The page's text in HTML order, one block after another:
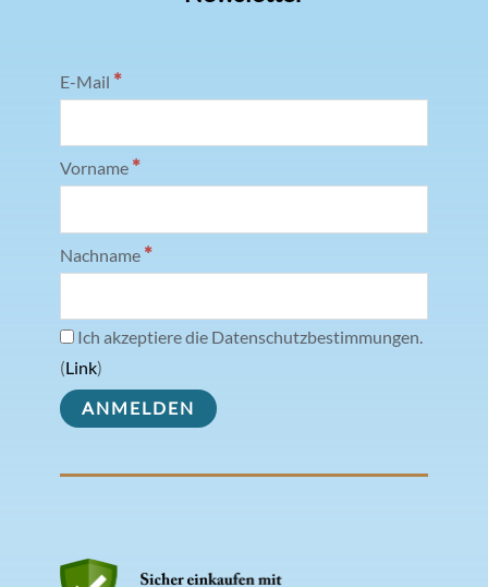
E-Mail *
Vorname *
Nachname *
Ich akzeptiere die Datenschutzbestimmungen.
(Link)